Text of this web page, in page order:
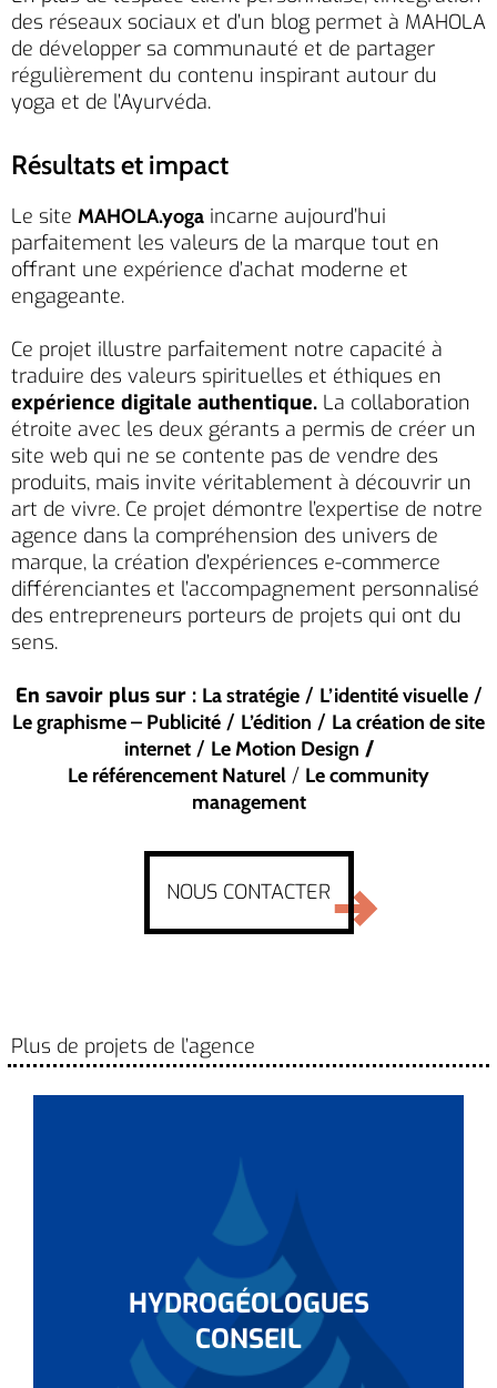
des réseaux sociaux et d’un blog permet à MAHOLA
de développer sa communauté et de partager
régulièrement du contenu inspirant autour du
yoga et de l’Ayurvéda.
Résultats et impact
Le site MAHOLA.yoga incarne aujourd’hui
parfaitement les valeurs de la marque tout en
offrant une expérience d’achat moderne et
engageante.
Ce projet illustre parfaitement notre capacité à
traduire des valeurs spirituelles et éthiques en
expérience digitale authentique. La collaboration
étroite avec les deux gérants a permis de créer un
site web qui ne se contente pas de vendre des
produits, mais invite véritablement à découvrir un
art de vivre. Ce projet démontre l’expertise de notre
agence dans la compréhension des univers de
marque, la création d’expériences e-commerce
différenciantes et l’accompagnement personnalisé
des entrepreneurs porteurs de projets qui ont du
sens.
En savoir plus sur : La stratégie/ L’identité visuelle/
Le graphisme – Publicité / L’édition / La création de site
internet/ Le Motion Design /
Le référencement Naturel / Le community
management
NOUS CONTACTER
Plus de projets de l’agence
HYDROGÉOLOGUES
CONSEIL